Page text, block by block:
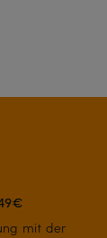
mit der